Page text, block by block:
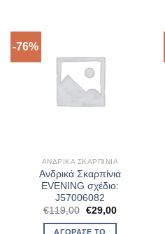
-76%
ΑΝΔΡΙΚΆ ΣΚΑΡΠΊΝΙΑ
Ανδρικά Σκαρπίνια
EVENING σχέδιο:
J57006082
€119,00 Original
was:
€29,00Η
ΑΓΌΡΑΣΈ ΤΟ